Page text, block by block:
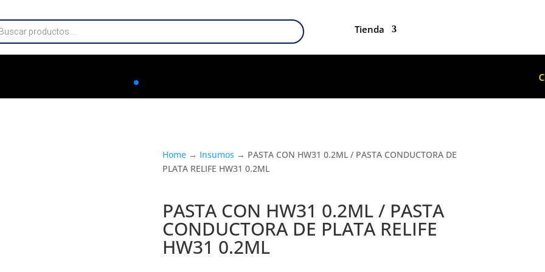
Tienda
Home→ Insumos → PASTA CON HW31 0.2ML / PASTA CONDUCTORA DE
PLATA RELIFE HW31 0.2ML
PASTA CON HW31 0.2ML / PASTA
CONDUCTORA DE PLATA RELIFE
HW31 0.2ML